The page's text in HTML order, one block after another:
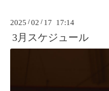
2025 /02 / 17 17:14
3月スケジュール